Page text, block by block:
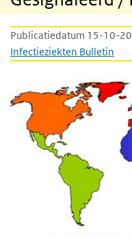
Publicatiedatum 15-10-
Infectieziekten Bulletin